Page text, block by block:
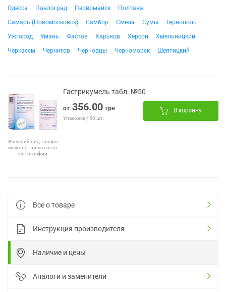
Одесса
Павлоград Первомайск
Полтава
Самарь (Новомосковск)
Самбор Смела Сумы
Тернополь
Ужгород
Умань Фастов Харьков Херсон
Хмельницкий
Черкассы
Чернигов Черновцы Черноморск Шептицкий
Внешний вид товара
может отличаться от
фотографии
Гастрикумель табл. №50
от 356.00 грн
Упаковка / 50 шт.
В корзину
Все о товаре
Инструкция производителя
Наличие и цены
Аналоги и заменители